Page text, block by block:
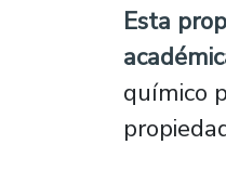
Esta
químico